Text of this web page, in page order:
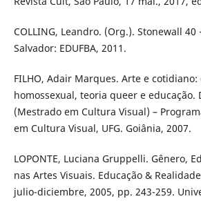
COLLING, Leandro. (Org.). Stonewall 40
Salvador: EDUFBA, 2011.
FILHO, Adair Marques. Arte e
homossexual, teoria queer e educação.
(Mestrado em Cultura Visual) –
em Cultura Visual, UFG. Goiânia, 2007.
LOPONTE, Luciana Gruppelli. Gênero,
nas Artes Visuais. Educação &
julio-diciembre, 2005, pp. 243-259.